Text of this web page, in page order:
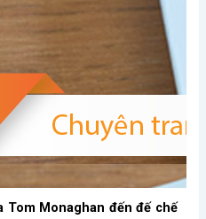
Tom Monaghan đến đế chế